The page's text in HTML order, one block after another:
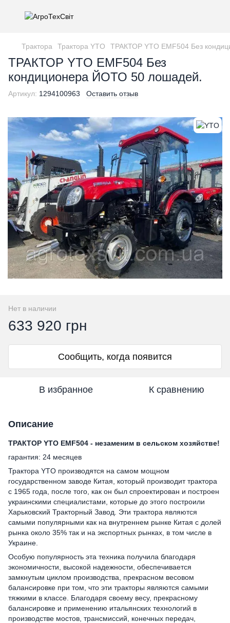
Трактора Трактора YTO ТРАКТОР YTO EMF504 Без
ТРАКТОР YTO EMF504 Без
кондиционера ЙОТО 50 лошадей.
Артикул: 1294100963 Оставить отзыв
Нет в наличии
633 920 грн
Сообщить, когда появится
В избранное К сравнению
Описание
ТРАКТОР YTO EMF504 - незаменим в сельском хозяйстве!
гарантия: 24 месяцев
Трактора YTO производятся на самом мощном
государственном заводе Китая, который производит трактора
с 1965 года, после того, как он был спроектирован и построен
украинскими специалистами, которые до этого построили
Харьковский Тракторный Завод. Эти трактора являются
самыми популярными как на внутреннем рынке Китая с долей
рынка около 35% так и на экспортных рынках, в том числе в
Украине.
Особую популярность эта техника получила благодаря
экономичности, высокой надежности, обеспечивается
замкнутым циклом производства, прекрасном весовом
балансировке при том, что эти тракторы являются самыми
тяжкими в классе. Благодаря своему весу, прекрасному
балансировке и применению итальянских технологий в
производстве мостов, трансмиссий, конечных передач,